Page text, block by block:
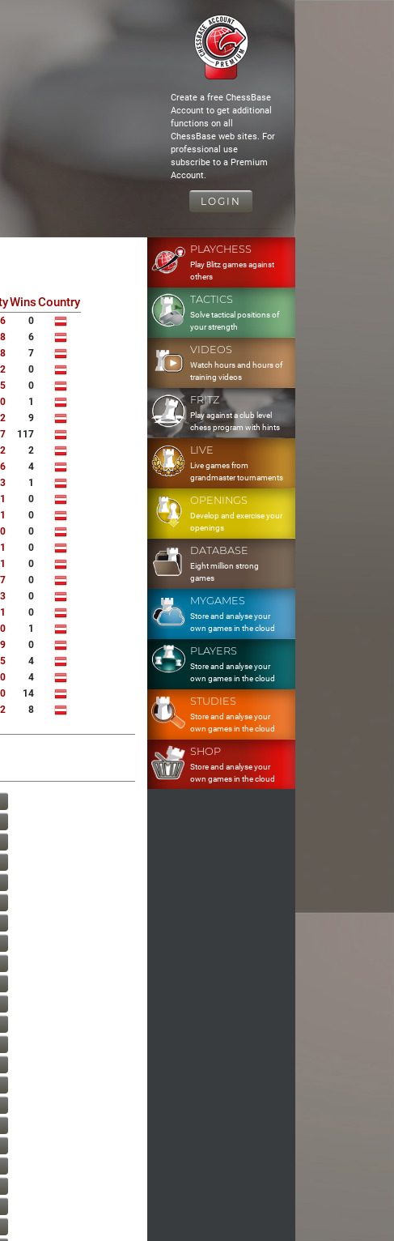
Create a free ChessBase
Account to get additional
functions on all
ChessBase web sites. For
professional use
subscribe to a Premium
Account.
LOGIN
WinsCountry
0
6
7
2
0
5
0
1
9
117
2
4
3
1
1
0
1
0
0
1
0
1
0
0
3
0
1
0
1
0
4
0
4
14
8
PLAYCHESS
Play Blitz games against
others
TACTICS
Solve tactical positions of
your strength
VIDEOS
Watch hours and hours of
training videos
FRITZ
Play against a club level
chess program with hints
LIVE
Live games from
grandmaster tournaments
OPENINGS
Develop and exercise your
openings
DATABASE
Eight million strong
games
MYGAMES
Store and analyse your
own games in the cloud
PLAYERS
Store and analyse your
own games in the cloud
STUDIES
Store and analyse your
own games in the cloud
SHOP
Store and analyse your
own games in the cloud